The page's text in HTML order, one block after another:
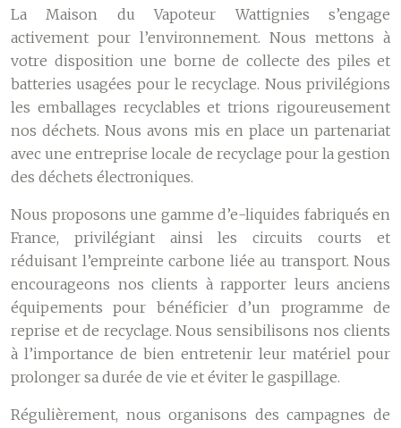
La Maison du Vapoteur Wattignies s’engage
activement pour l’environnement. Nous mettons à
votre disposition une borne de collecte des piles et
batteries usagées pour le recyclage. Nous privilégions
les emballages recyclables et trions rigoureusement
nos déchets. Nous avons mis en place un partenariat
avec une entreprise locale de recyclage pour la gestion
des déchets électroniques.
Nous proposons une gamme d’e-liquides fabriqués en
France, privilégiant ainsi les circuits courts et
réduisant l’empreinte carbone liée au transport. Nous
encourageons nos clients à rapporter leurs anciens
équipements pour bénéficier d’un programme de
reprise et de recyclage. Nous sensibilisons nos clients
à l’importance de bien entretenir leur matériel pour
prolonger sa durée de vie et éviter le gaspillage.
Régulièrement, nous organisons des campagnes de